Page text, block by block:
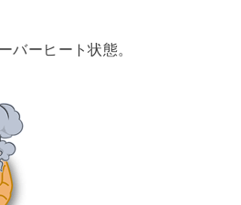
バーヒート状態。